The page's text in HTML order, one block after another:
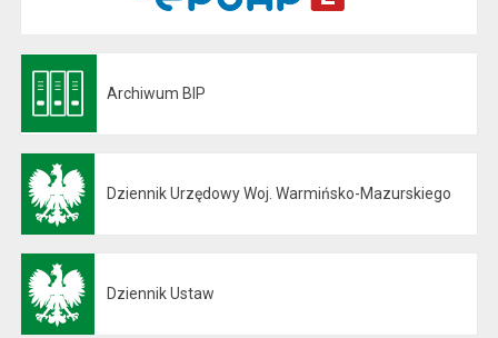
Archiwum BIP
Dziennik Urzędowy Woj. Warmińsko-Mazurskiego
Dziennik Ustaw